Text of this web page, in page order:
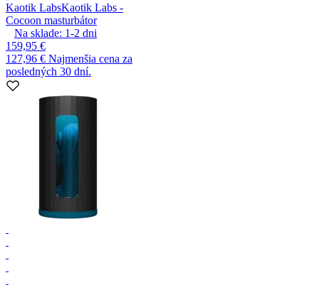
Kaotik LabsKaotik Labs -
Cocoon masturbátor
Na sklade: 1-2 dni
159,95 €
127,96 € Najmenšia cena za
posledných 30 dní.